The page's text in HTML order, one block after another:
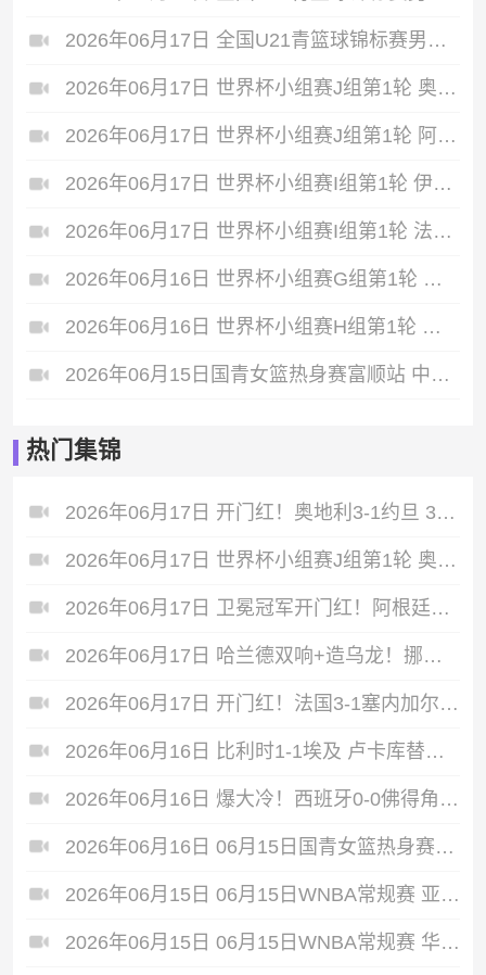
2026年06月17日 全国U21青篮球锦标赛男子组 苏科雄狮U21 VS 北控青年U21 全场录像
2026年06月17日 世界杯小组赛J组第1轮 奥地利vs约旦 全场录像
2026年06月17日 世界杯小组赛J组第1轮 阿根廷vs阿尔及利亚 全场录像
2026年06月17日 世界杯小组赛I组第1轮 伊拉克vs挪威 全场录像
2026年06月17日 世界杯小组赛I组第1轮 法国vs塞内加尔 全场录像
2026年06月16日 世界杯小组赛G组第1轮 比利时vs埃及 全场录像
2026年06月16日 世界杯小组赛H组第1轮 西班牙vs佛得角 全场录像
2026年06月15日国青女篮热身赛富顺站 中国U17女篮 - 伏伊伏丁那女篮 全场录像
热门集锦
2026年06月17日 开门红！奥地利3-1约旦 37岁阿瑙点射+造乌龙+进球被吹施密德建功
2026年06月17日 世界杯小组赛J组第1轮 奥地利vs约旦 进球
2026年06月17日 卫冕冠军开门红！阿根廷3-0阿尔及利亚 梅西里程碑夜戴帽+世界波
2026年06月17日 哈兰德双响+造乌龙！挪威4-1伊拉克取开门红 亚足联球队本届首败
2026年06月17日 开门红！法国3-1塞内加尔 姆巴佩双响成法国队史射手王奥利塞助攻
2026年06月16日 比利时1-1埃及 卢卡库替补22秒造乌龙，阿舒尔建功德布劳内中柱
2026年06月16日 爆大冷！西班牙0-0佛得角 18岁亚马尔首秀40岁门将沃齐尼亚神表现
2026年06月16日 06月15日国青女篮热身赛富顺站 中国U17女篮 76 - 62 伏伊伏丁那女篮 全场集锦
2026年06月15日 06月15日WNBA常规赛 亚特兰大梦想102-77多伦多节奏 全场集锦
2026年06月15日 06月15日WNBA常规赛 华盛顿神秘人64-86纽约自由人 全场集锦